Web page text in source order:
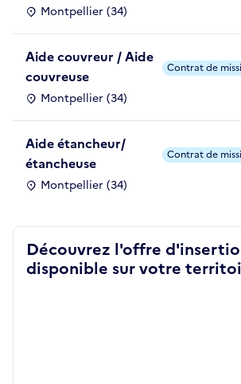
Montpellier (34)
Aide couvreur / Aide
couvreuse
Montpellier (34)
Contrat de
Aide étancheur/
étancheuse
Montpellier (34)
Contrat de
Découvrez l'offre
disponible sur votre